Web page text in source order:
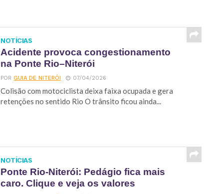
NOTÍCIAS
Acidente provoca congestionamento
na Ponte Rio–Niterói
PORGUIA DE NITERÓI 07/04/2026
Colisão com motociclista deixa faixa ocupada e gera
retenções no sentido Rio O trânsito ficou ainda...
NOTÍCIAS
Ponte Rio-Niterói: Pedágio fica mais
caro. Clique e veja os valores